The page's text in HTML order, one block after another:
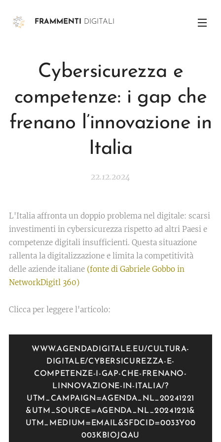
FRAMMENTI DIGITALI
Cybersicurezza e
competenze: i gap che
frenano l’innovazione in
Italia
22.12.2024
L'Italia affronta un doppio problema nel digitale: scarsi
investimenti in cybersicurezza rispetto ad altri Paesi e
competenze digitali insufficienti. Questa situazione
rallenta la digitalizzazione e limita la competitività
delle aziende italiane (fonte di Gabriele Gobbo in
NetworkDigitl 360)
Clicca per leggere l'articolo:
WWW.AGENDADIGITALE.EU/CULTURA-
DIGITALE/CYBERSICUREZZA-E-
COMPETENZE-I-GAP-CHE-FRENANO-
LINNOVAZIONE-IN-ITALIA/?
UTM_CAMPAIGN=AGENDA_NL_20241221
&UTM_SOURCE=AGENDA_NL_20241221&
UTM_MEDIUM=EMAIL&SFDCID=0033Y00
003KBIOJQAU